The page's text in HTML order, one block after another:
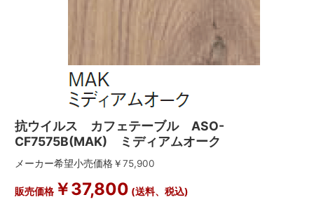
抗ウイルス カフェテーブル ASO-
CF7575B(MAK) ミディアムオーク
メーカー希望小売価格￥75,900
販売価格￥37,800 (送料、税込)